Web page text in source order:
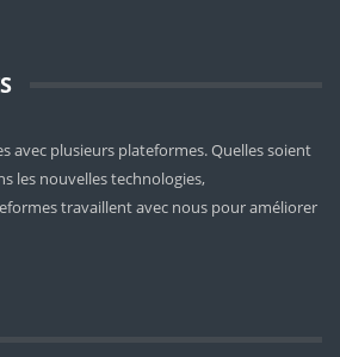
avec plusieurs plateformes. Quelles soient
les nouvelles technologies,
travaillent avec nous pour améliorer